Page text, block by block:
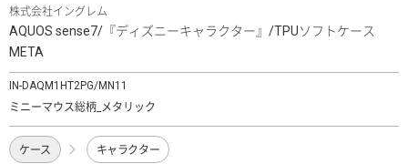
株式会社イングレム
AQUOS sense7/『ディズニーキャラクター』/TPUソフトケース
META
IN-DAQM1HT2PG/MN11
ミニーマウス総柄_メタリック
ケース キャラクター